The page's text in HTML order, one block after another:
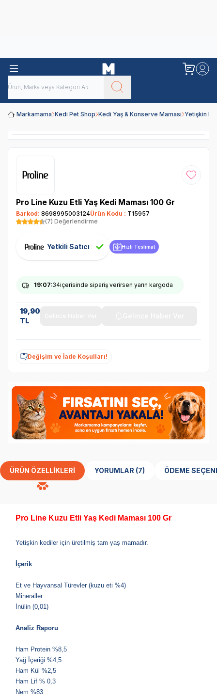
Markamama Kedi Pet Shop Kedi Yaş & Konserve Maması Yetişkin
Favoriye
Pro Line Kuzu Etli Yaş Kedi Maması 100 Gr
Barkod: 8698995003124Ürün Kodu : T15957
(7) Değerlendirme
Yetkili Satıcı Hızlı Teslimat
19:07:34içerisinde sipariş verirsen yarın kargoda
19,90
TL
Değişim ve İade Koşulları!
ÜRÜN ÖZELLIKLERI YORUMLAR (7) ÖDEME
Pro Line Kuzu Etli Yaş Kedi Maması 100 Gr
Yetişkin kediler için üretilmiş tam yaş mamadır.
İçerik
Et ve Hayvansal Türevler (kuzu eti %4)
Mineraller
İnülin (0,01)
Analiz Raporu
Ham Protein %8,5
Yağ İçeriği %4,5
Ham Kül %2,5
Ham Lif % 0,3
Nem %83